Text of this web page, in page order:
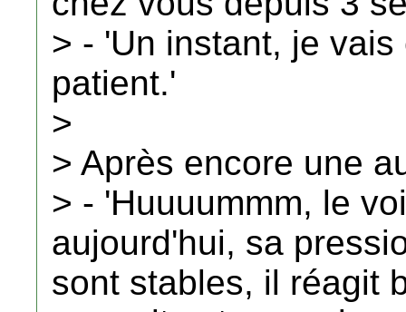
> - 'Un instant, je
patient.'
>
> Après encore une
> - 'Huuuummm, le
aujourd'hui, sa
sont stables, il réagit